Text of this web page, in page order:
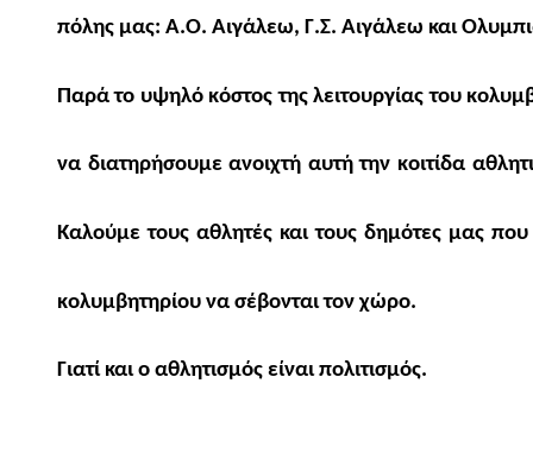
πόλης μας: Α.Ο. Αιγάλεω, Γ.Σ. Αιγάλεω και
Παρά το υψηλό κόστος της λειτουργίας του
να διατηρήσουμε ανοιχτή αυτή την κοιτίδα
Καλούμε τους αθλητές και τους δημότες μας
κολυμβητηρίου να σέβονται τον χώρο.
Γιατί και ο αθλητισμός είναι πολιτισμός.